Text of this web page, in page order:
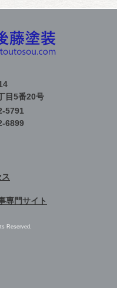
目5番20号
5791
6899
専門サイト
Reserved.